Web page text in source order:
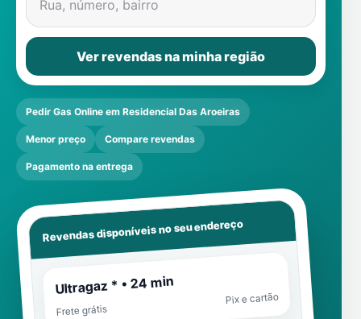
Rua, número, bairro
Ver revendas na minha região
Pedir Gas Online em Residencial Das Aroeiras
Menor preço Compare revendas
Pagamento na entrega
Revendas disponíveis no seu endereço
Ultragaz * • 24 min
Frete grátis
Pix e cartão